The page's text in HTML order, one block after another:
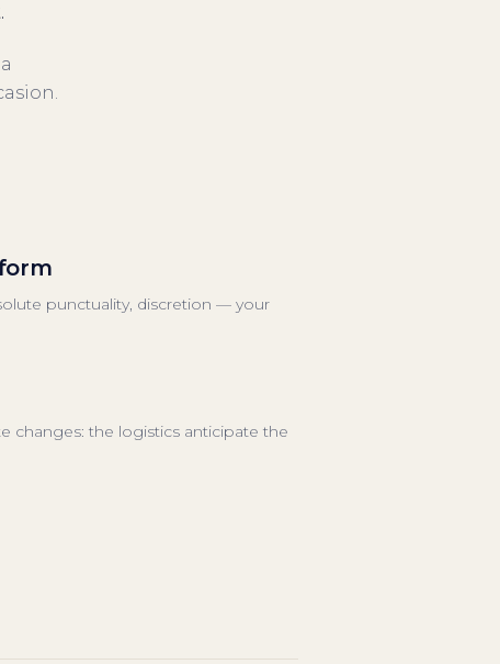
punctuality, discretion — your
changes: the logistics anticipate the